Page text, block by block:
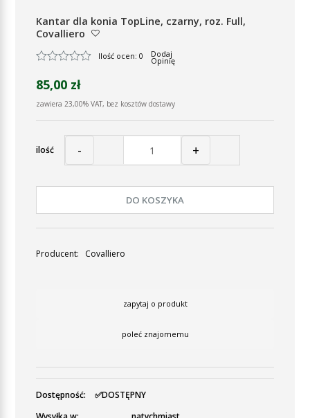
Kantar dla konia TopLine, czarny, roz. Full,
Covalliero
Ilość ocen: 0 Dodaj
Opinię
85,00 zł
zawiera 23,00% VAT, bez kosztów dostawy
ilość - +
DO KOSZYKA
Producent: Covalliero
zapytaj o produkt
poleć znajomemu
Dostępność:
✅DOSTĘPNY